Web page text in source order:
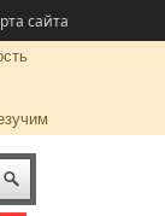
сайта